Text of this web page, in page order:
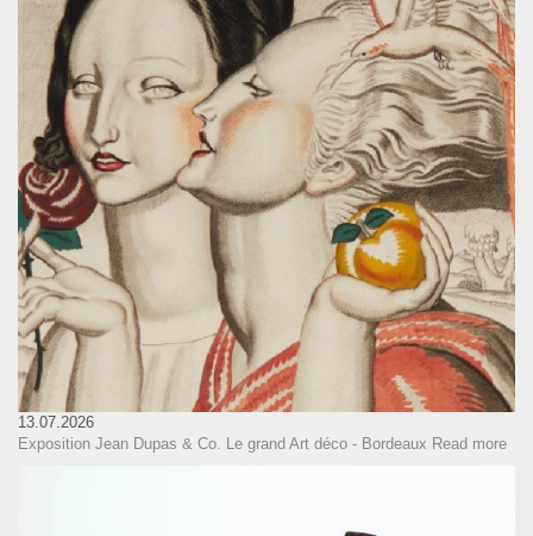
13.07.2026
Exposition Jean Dupas & Co. Le grand Art déco - Bordeaux Read more